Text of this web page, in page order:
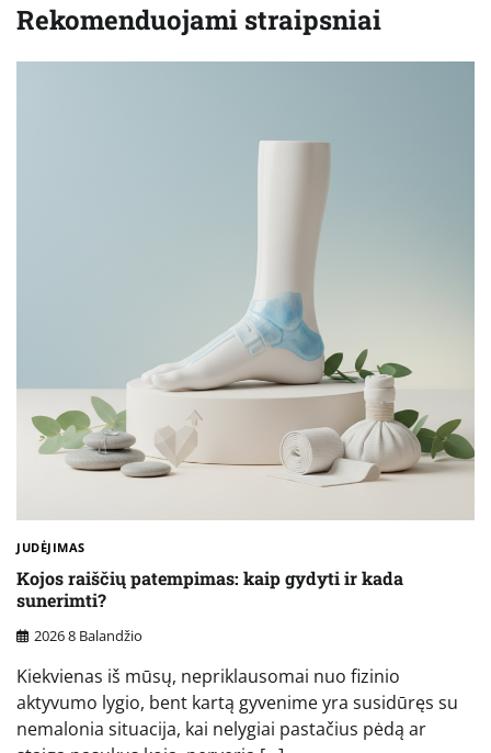
Rekomenduojami straipsniai
JUDĖJIMAS
Kojos raiščių patempimas: kaip gydyti ir kada
sunerimti?
2026 8 Balandžio
Kiekvienas iš mūsų, nepriklausomai nuo fizinio
aktyvumo lygio, bent kartą gyvenime yra susidūręs su
nemalonia situacija, kai nelygiai pastačius pėdą ar